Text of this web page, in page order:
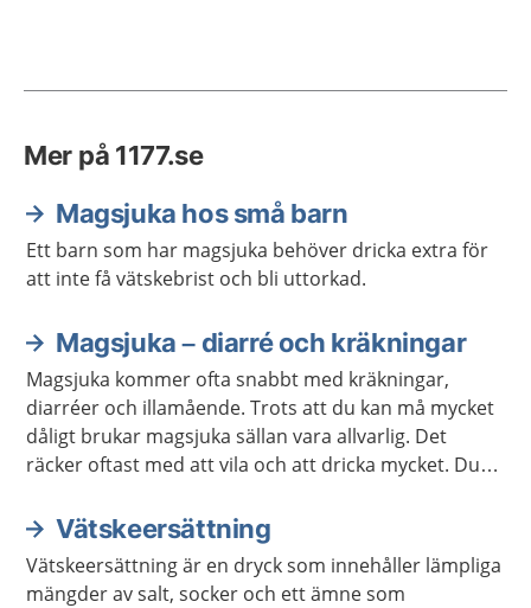
Mer på 1177.se
Magsjuka hos små barn
Ett barn som har magsjuka behöver dricka extra för
att inte få vätskebrist och bli uttorkad.
Magsjuka – diarré och kräkningar
Magsjuka kommer ofta snabbt med kräkningar,
diarréer och illamående. Trots att du kan må mycket
dåligt brukar magsjuka sällan vara allvarlig. Det
räcker oftast med att vila och att dricka mycket. Du
Vätskeersättning
Vätskeersättning är en dryck som innehåller lämpliga
mängder av salt, socker och ett ämne som